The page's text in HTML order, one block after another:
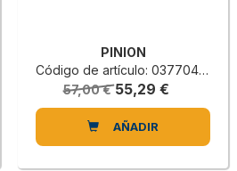
PINION
Código de artículo: 0377040279A
57,00 € 55,29 €
AÑADIR